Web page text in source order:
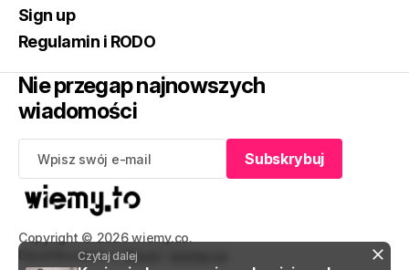
Czytaj dalej
Copyright © 2026 wiemy.co.
Opublikowano zGhost
Sign up
Regulamin i RODO
Nie przegap najnowszych
wiadomości
Subskrybuj
Subskrybuj